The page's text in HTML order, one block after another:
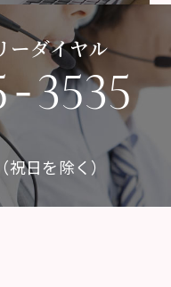
ーダイヤル
-3535
日を除く）